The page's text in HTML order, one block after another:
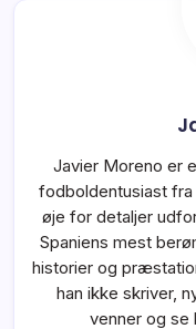
Javier Moreno er
fodboldentusiast fra
øje for detaljer
Spaniens mest
historier og
han ikke skriver,
venner og se